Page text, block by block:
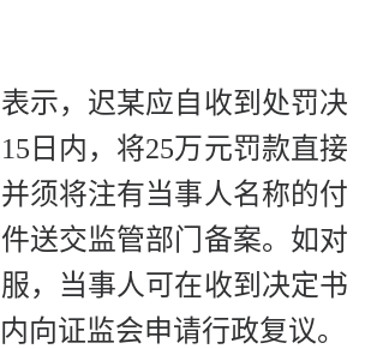
示，迟某应自收到处罚决
日内，将25万元罚款直接
须将注有当事人名称的付
送交监管部门备案。如对
，当事人可在收到决定书
向证监会申请行政复议。